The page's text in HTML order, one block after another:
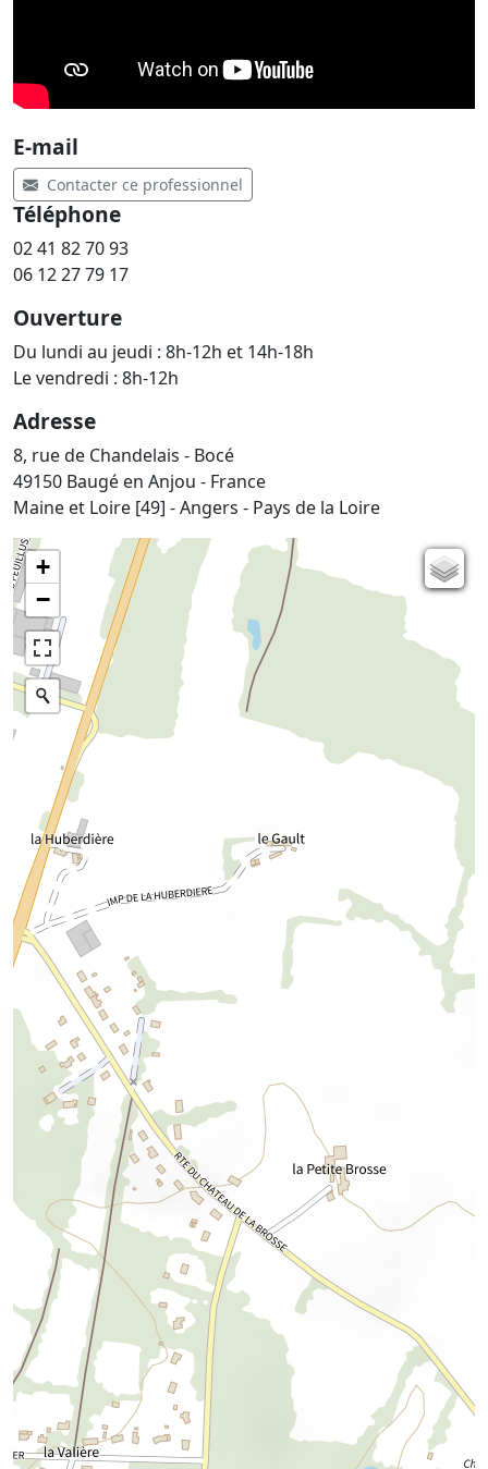
E-mail
Contacter ce professionnel
Téléphone
02 41 82 70 93
06 12 27 79 17
Ouverture
Du lundi au jeudi : 8h-12h et 14h-18h
Le vendredi : 8h-12h
Adresse
8, rue de Chandelais - Bocé
49150 Baugé en Anjou - France
Maine et Loire [49] - Angers - Pays de la Loire
+
−
Parcellaire cadastral